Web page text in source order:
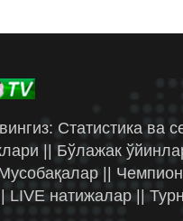
Статистика ва
|| Бўлажак
||
LIVE натижалар ||